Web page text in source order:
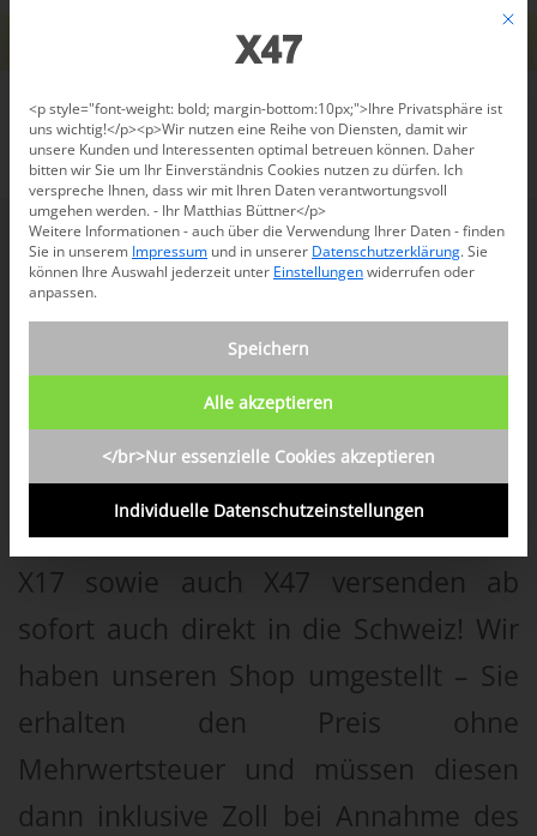
X47@X47.com
/ News-Blog / Schweiz
SCHLAGWORTARCHIV FÜR:
SCHWEIZ
Endlich liefern wir auch in die
Schweiz!
X17 sowie auch X47 versenden ab
sofort auch direkt in die Schweiz! Wir
haben unseren Shop umgestellt – Sie
erhalten den Preis ohne
Mehrwertsteuer und müssen diesen
dann inklusive Zoll bei Annahme des
Mit
Datenschutzeinstellungen
<p style="font-weight: bold; margin-bottom:10px;">Ihre Privatsphäre ist
uns wichtig!</p><p>Wir nutzen eine Reihe von Diensten, damit wir
unsere Kunden und Interessenten optimal betreuen können. Daher
bitten wir Sie um Ihr Einverständnis Cookies nutzen zu dürfen. Ich
verspreche Ihnen, dass wir mit Ihren Daten verantwortungsvoll
umgehen werden. - Ihr Matthias Büttner</p>
Weitere Informationen - auch über die Verwendung Ihrer Daten - finden
Sie in unserem Impressum und in unserer Datenschutzerklärung.Sie
können Ihre Auswahl jederzeit unter Einstellungenwiderrufen oder
anpassen.
Speichern
Alle akzeptieren
</br>Nur essenzielle Cookies akzeptieren
Individuelle Datenschutzeinstellungen